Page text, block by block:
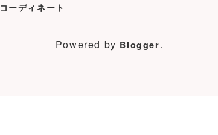
コーディネート
Powered by Blogger.